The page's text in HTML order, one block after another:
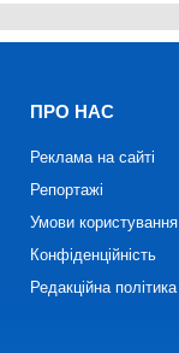
ПРО НАС
Реклама на сайті
Репортажі
Умови користування
Конфіденційність
Редакційна політика